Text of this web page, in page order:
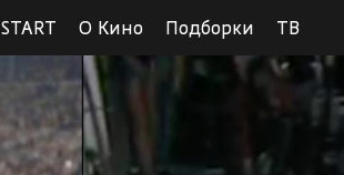
START О Кино Подборки ТВ